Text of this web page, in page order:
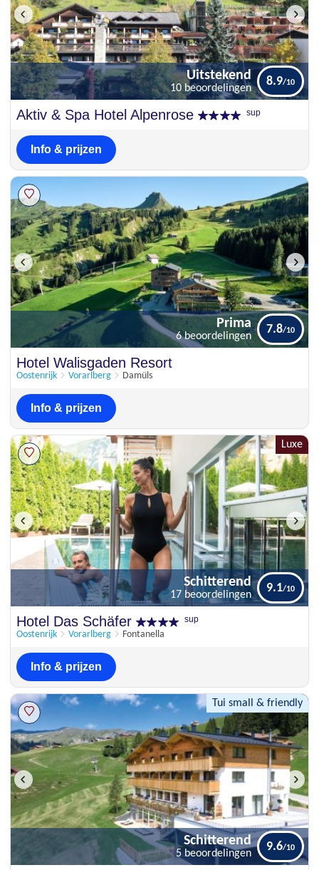
Uitstekend
Aktiv & Spa Hotel Alpenrose sup
Uitstekend
10 beoordelingen
8.9
Info & prijzen
Hotel Walisgaden Resort
Oostenrijk Vorarlberg Damüls
Prima
6 beoordelingen
7.8
Info & prijzen
Luxe
Schitterend
Hotel Das Schäfer sup
Oostenrijk Vorarlberg Fontanella
Schitterend
17 beoordelingen
9.1
Info & prijzen
Tui small & friendly
Schitterend
5 beoordelingen
9.6